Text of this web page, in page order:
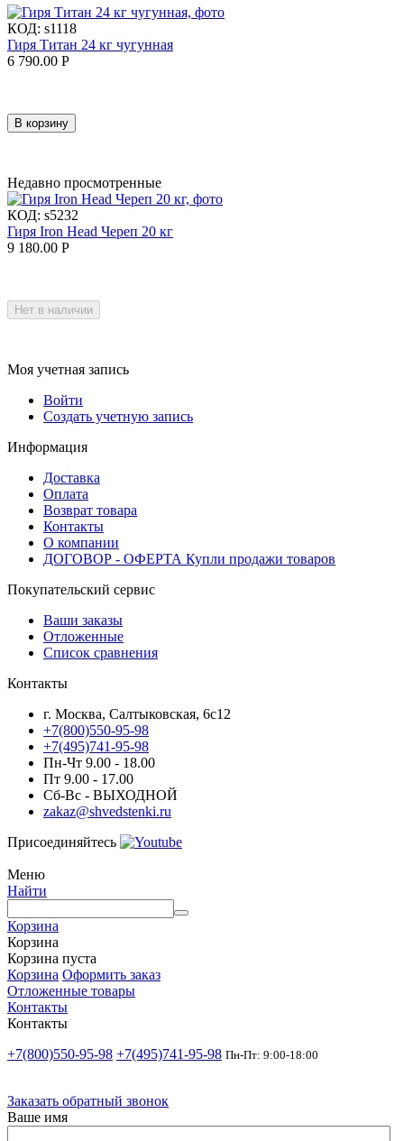
КОД: s1118
Гиря Титан 24 кг чугунная
6 790.00 Р
В корзину
Недавно просмотренные
КОД: s5232
Гиря Iron Head Череп 20 кг
9 180.00 Р
Нет в наличии
Моя учетная запись
Войти
Создать учетную запись
Информация
Доставка
Оплата
Возврат товара
Контакты
О компании
ДОГОВОР - ОФЕРТА Купли продажи товаров
Покупательский сервис
Ваши заказы
Отложенные
Список сравнения
Контакты
г. Москва, Салтыковская, 6с12
+7(800)550-95-98
+7(495)741-95-98
Пн-Чт 9.00 - 18.00
Пт 9.00 - 17.00
Сб-Вс - ВЫХОДНОЙ
zakaz@shvedstenki.ru
Присоединяйтесь
Меню
Найти
Корзина
Корзина
Корзина пуста
Корзина Оформить заказ
Отложенные товары
Контакты
Контакты
+7(800)550-95-98 +7(495)741-95-98 Пн-Пт: 9:00-18:00
Заказать обратный звонок
Ваше имя